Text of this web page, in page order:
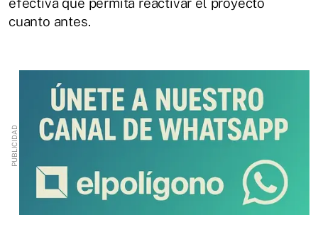
efectiva que permita reactivar el proyecto
cuanto antes.